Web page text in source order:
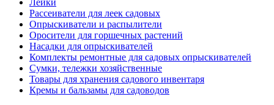
Лейки
Рассеиватели для леек садовых
Опрыскиватели и распылители
Оросители для горшечных растений
Насадки для опрыскивателей
Комплекты ремонтные для садовых опрыскивателей
Сумки, тележки хозяйственные
Товары для хранения садового инвентаря
Кремы и бальзамы для садоводов